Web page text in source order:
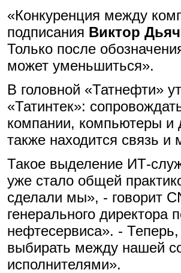
«Конкуренция между
подписания Виктор
Только после
может уменьшиться».
В головной «Татнефти»
«Татинтек»:
компании, компьютеры и
также находится связь и
Такое выделение ИТ-
уже стало общей
сделали мы», - говорит
генерального
нефтесервиса». -
выбирать между нашей
исполнителями».